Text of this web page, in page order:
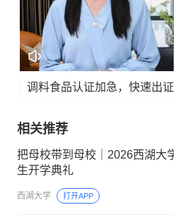
调料食品认证加急，快速出证
相关推荐
把母校带到母校｜2026西湖大
生开学典礼
西湖大学 打开APP